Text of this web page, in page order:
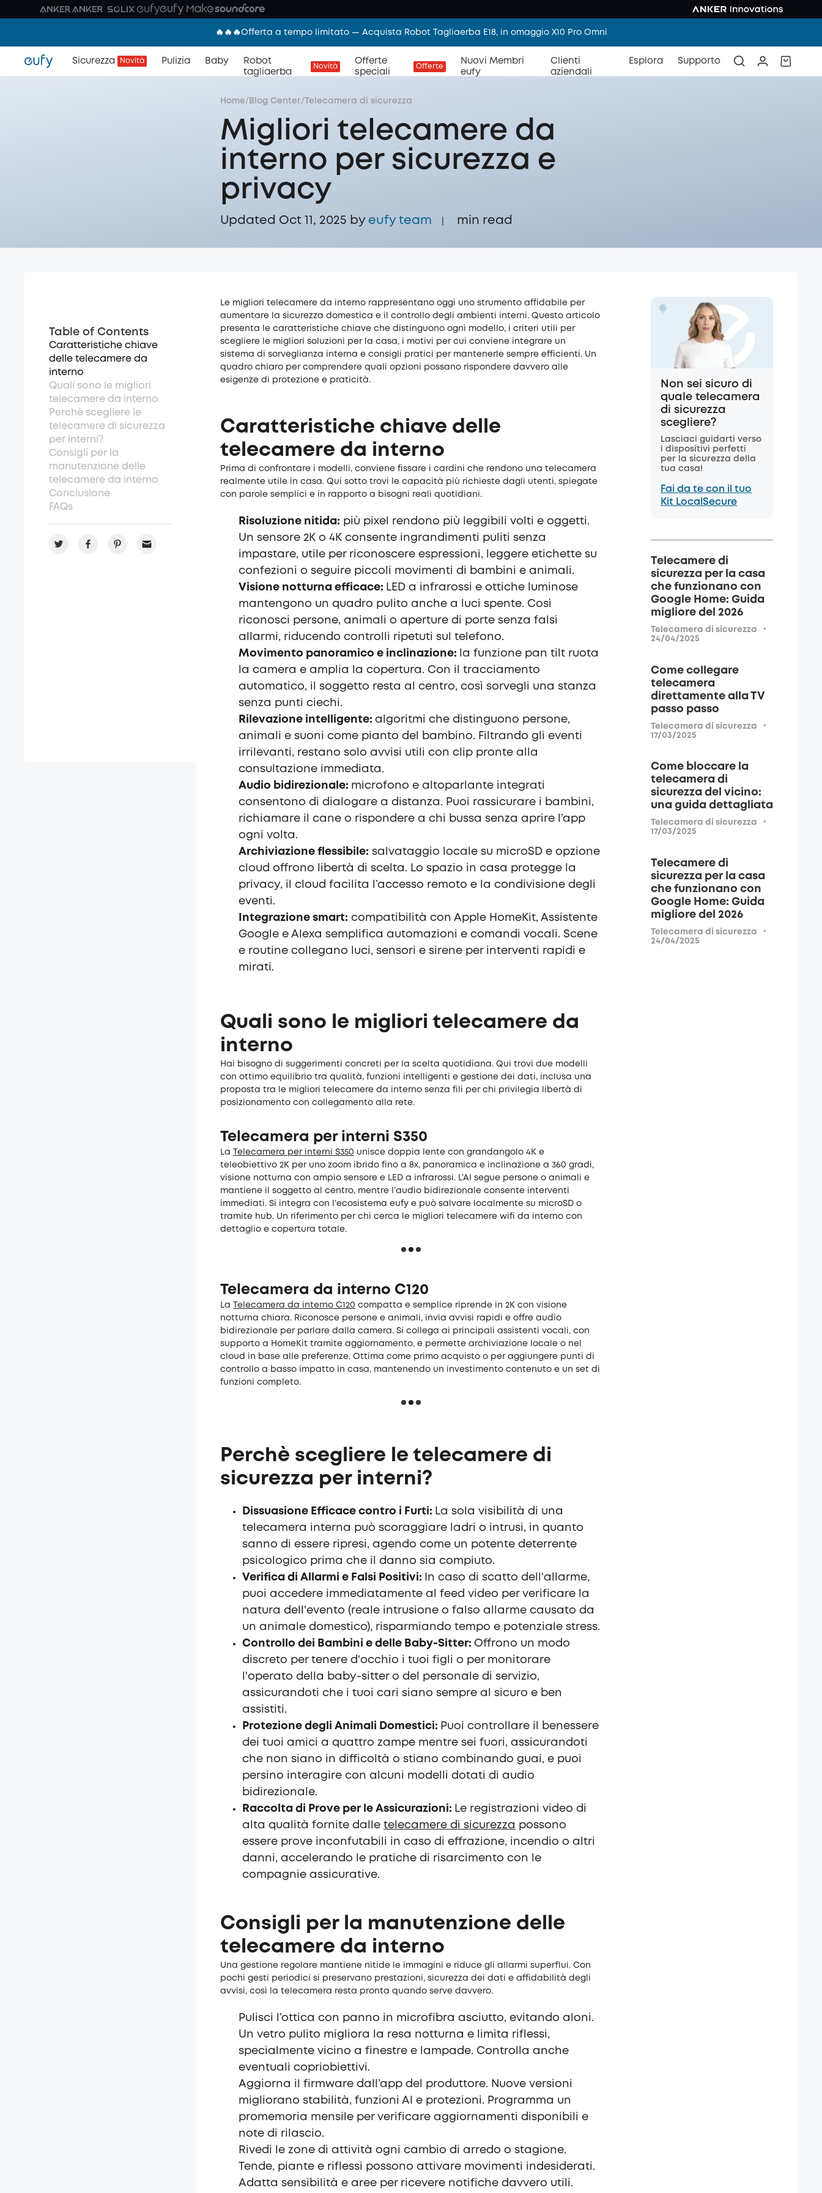
🔥🔥🔥Offerta a tempo limitato — Acquista Robot Tagliaerba E18, in omaggio X10 Pro Omni
Sicurezza Novità Pulizia Baby
Robot
tagliaerba
Novità
Offerte
speciali
Offerte
Nuovi Membri
eufy
Clienti
aziendali
Esplora Supporto
Home/ Blog Center/Telecamera di sicurezza
Migliori telecamere da
interno per sicurezza e
privacy
Updated Oct 11, 2025 by eufy team min read
Le migliori telecamere da interno rappresentano oggi uno strumento affidabile per
aumentare la sicurezza domestica e il controllo degli ambienti interni. Questo articolo
presenta le caratteristiche chiave che distinguono ogni modello, i criteri utili per
scegliere le migliori soluzioni per la casa, i motivi per cui conviene integrare un
sistema di sorveglianza interna e consigli pratici per mantenerle sempre efficienti. Un
quadro chiaro per comprendere quali opzioni possano rispondere davvero alle
esigenze di protezione e praticità.
Caratteristiche chiave delle
telecamere da interno
Prima di confrontare i modelli, conviene fissare i cardini che rendono una telecamera
realmente utile in casa. Qui sotto trovi le capacità più richieste dagli utenti, spiegate
con parole semplici e in rapporto a bisogni reali quotidiani.
Risoluzione nitida: più pixel rendono più leggibili volti e oggetti.
Un sensore 2K o 4K consente ingrandimenti puliti senza
impastare, utile per riconoscere espressioni, leggere etichette su
confezioni o seguire piccoli movimenti di bambini e animali.
Visione notturna efficace: LED a infrarossi e ottiche luminose
mantengono un quadro pulito anche a luci spente. Così
riconosci persone, animali o aperture di porte senza falsi
allarmi, riducendo controlli ripetuti sul telefono.
Movimento panoramico e inclinazione:
la funzione pan tilt ruota
la camera e amplia la copertura. Con il tracciamento
automatico, il soggetto resta al centro, così sorvegli una stanza
senza punti ciechi.
Rilevazione intelligente: algoritmi che distinguono persone,
animali e suoni come pianto del bambino. Filtrando gli eventi
irrilevanti, restano solo avvisi utili con clip pronte alla
consultazione immediata.
Audio bidirezionale: microfono e altoparlante integrati
consentono di dialogare a distanza. Puoi rassicurare i bambini,
richiamare il cane o rispondere a chi bussa senza aprire l’app
ogni volta.
Archiviazione flessibile: salvataggio locale su microSD e opzione
cloud offrono libertà di scelta. Lo spazio in casa protegge la
privacy, il cloud facilita l’accesso remoto e la condivisione degli
eventi.
Integrazione smart: compatibilità con Apple HomeKit, Assistente
Google e Alexa semplifica automazioni e comandi vocali. Scene
e routine collegano luci, sensori e sirene per interventi rapidi e
mirati.
Quali sono le migliori telecamere da
interno
Hai bisogno di suggerimenti concreti per la scelta quotidiana. Qui trovi due modelli
con ottimo equilibrio tra qualità, funzioni intelligenti e gestione dei dati, inclusa una
proposta tra le migliori telecamere da interno senza fili per chi privilegia libertà di
posizionamento con collegamento alla rete.
Telecamera per interni S350
La Telecamera per interni S350 unisce doppia lente con grandangolo 4K e
teleobiettivo 2K per uno zoom ibrido fino a 8x, panoramica e inclinazione a 360 gradi,
visione notturna con ampio sensore e LED a infrarossi. L’AI segue persone o animali e
mantiene il soggetto al centro, mentre l’audio bidirezionale consente interventi
immediati. Si integra con l’ecosistema eufy e può salvare localmente su microSD o
tramite hub. Un riferimento per chi cerca le migliori telecamere wifi da interno con
dettaglio e copertura totale.
Telecamera da interno C120
La Telecamera da interno C120 compatta e semplice riprende in 2K con visione
notturna chiara. Riconosce persone e animali, invia avvisi rapidi e offre audio
bidirezionale per parlare dalla camera. Si collega ai principali assistenti vocali, con
supporto a HomeKit tramite aggiornamento, e permette archiviazione locale o nel
cloud in base alle preferenze. Ottima come primo acquisto o per aggiungere punti di
controllo a basso impatto in casa, mantenendo un investimento contenuto e un set di
funzioni completo.
Perchè scegliere le telecamere di
sicurezza per interni?
Dissuasione Efficace contro i Furti: La sola visibilità di una
telecamera interna può scoraggiare ladri o intrusi, in quanto
sanno di essere ripresi, agendo come un potente deterrente
psicologico prima che il danno sia compiuto.
Verifica di Allarmi e Falsi Positivi:
In caso di scatto dell'allarme,
puoi accedere immediatamente al feed video per verificare la
natura dell'evento (reale intrusione o falso allarme causato da
un animale domestico), risparmiando tempo e potenziale stress.
Controllo dei Bambini e delle Baby-Sitter: Offrono un modo
discreto per tenere d'occhio i tuoi figli o per monitorare
l'operato della baby-sitter o del personale di servizio,
assicurandoti che i tuoi cari siano sempre al sicuro e ben
assistiti.
Protezione degli Animali Domestici: Puoi controllare il benessere
dei tuoi amici a quattro zampe mentre sei fuori, assicurandoti
che non siano in difficoltà o stiano combinando guai, e puoi
persino interagire con alcuni modelli dotati di audio
bidirezionale.
Raccolta di Prove per le Assicurazioni: Le registrazioni video di
alta qualità fornite dalle telecamere di sicurezza possono
essere prove inconfutabili in caso di effrazione, incendio o altri
danni, accelerando le pratiche di risarcimento con le
compagnie assicurative.
Consigli per la manutenzione delle
telecamere da interno
Una gestione regolare mantiene nitide le immagini e riduce gli allarmi superflui. Con
pochi gesti periodici si preservano prestazioni, sicurezza dei dati e affidabilità degli
avvisi, così la telecamera resta pronta quando serve davvero.
Pulisci l’ottica con panno in microfibra asciutto, evitando aloni.
Un vetro pulito migliora la resa notturna e limita riflessi,
specialmente vicino a finestre e lampade. Controlla anche
eventuali copriobiettivi.
Aggiorna il firmware dall’app del produttore. Nuove versioni
migliorano stabilità, funzioni AI e protezioni. Programma un
promemoria mensile per verificare aggiornamenti disponibili e
note di rilascio.
Rivedi le zone di attività ogni cambio di arredo o stagione.
Tende, piante e riflessi possono attivare movimenti indesiderati.
Adatta sensibilità e aree per ricevere notifiche davvero utili.
Table of Contents
Caratteristiche chiave
delle telecamere da
interno
Quali sono le migliori
telecamere da interno
Perchè scegliere le
telecamere di sicurezza
per interni?
Consigli per la
manutenzione delle
telecamere da interno
Conclusione
FAQs
Non sei sicuro di
quale telecamera
di sicurezza
scegliere?
Lasciaci guidarti verso
i dispositivi perfetti
per la sicurezza della
tua casa!
Fai da te con il tuo
Kit LocalSecure
Telecamere di
sicurezza per la casa
che funzionano con
Google Home: Guida
migliore del 2026
Telecamera di sicurezza ·
24/04/2025
Come collegare
telecamera
direttamente alla TV
passo passo
Telecamera di sicurezza ·
17/03/2025
Come bloccare la
telecamera di
sicurezza del vicino:
una guida dettagliata
Telecamera di sicurezza ·
17/03/2025
Telecamere di
sicurezza per la casa
che funzionano con
Google Home: Guida
migliore del 2026
Telecamera di sicurezza ·
24/04/2025